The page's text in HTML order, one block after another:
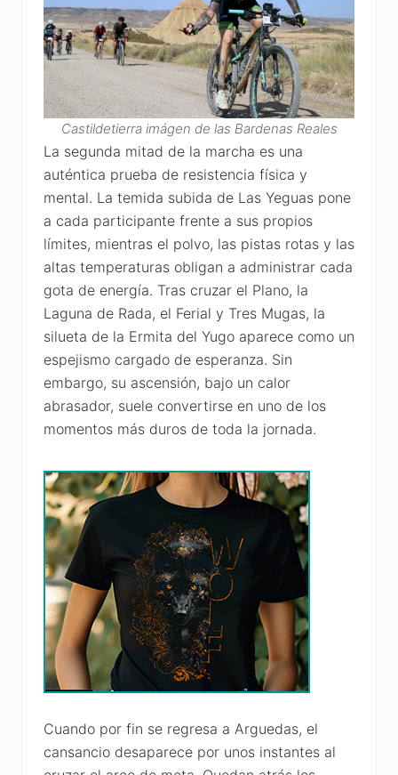
Castildetierra imágen de las Bardenas Reales
La segunda mitad de la marcha es una
auténtica prueba de resistencia física y
mental. La temida subida de Las Yeguas pone
a cada participante frente a sus propios
límites, mientras el polvo, las pistas rotas y las
altas temperaturas obligan a administrar cada
gota de energía. Tras cruzar el Plano, la
Laguna de Rada, el Ferial y Tres Mugas, la
silueta de la Ermita del Yugo aparece como un
espejismo cargado de esperanza. Sin
embargo, su ascensión, bajo un calor
abrasador, suele convertirse en uno de los
momentos más duros de toda la jornada.
Cuando por fin se regresa a Arguedas, el
cansancio desaparece por unos instantes al